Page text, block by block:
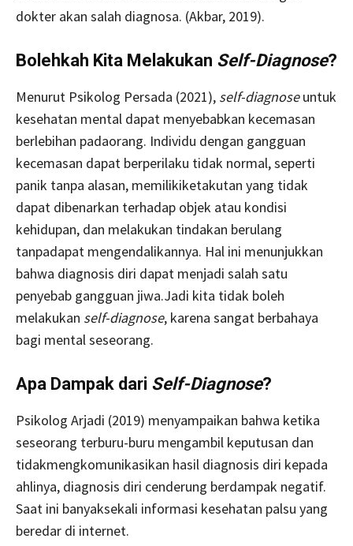
dokter akan salah diagnosa. (Akbar, 2019).
Bolehkah Kita Melakukan Self-Diagnose?
Menurut Psikolog Persada (2021), self-diagnoseuntuk
kesehatan mental dapat menyebabkan kecemasan
berlebihan padaorang. Individu dengan gangguan
kecemasan dapat berperilaku tidak normal, seperti
panik tanpa alasan, memilikiketakutan yang tidak
dapat dibenarkan terhadap objek atau kondisi
kehidupan, dan melakukan tindakan berulang
tanpadapat mengendalikannya. Hal ini menunjukkan
bahwa diagnosis diri dapat menjadi salah satu
penyebab gangguan jiwa.Jadi kita tidak boleh
melakukan self-diagnose, karena sangat berbahaya
bagi mental seseorang.
Apa Dampak dari Self-Diagnose?
Psikolog Arjadi (2019) menyampaikan bahwa ketika
seseorang terburu-buru mengambil keputusan dan
tidakmengkomunikasikan hasil diagnosis diri kepada
ahlinya, diagnosis diri cenderung berdampak negatif.
Saat ini banyaksekali informasi kesehatan palsu yang
beredar di internet.